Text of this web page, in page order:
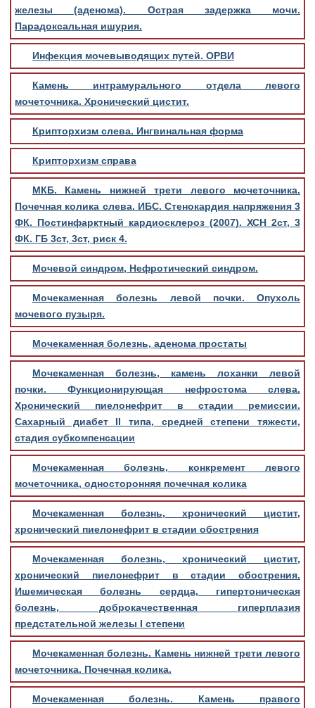
железы (аденома). Острая задержка мочи.
Парадоксальная ишурия.
Инфекция мочевыводящих путей. ОРВИ
Камень интрамурального отдела левого
мочеточника. Хронический цистит.
Крипторхизм слева. Ингвинальная форма
Крипторхизм справа
МКБ. Камень нижней трети левого мочеточника.
Почечная колика слева. ИБС. Стенокардия напряжения 3
ФК. Постинфарктный кардиосклероз (2007). ХСН 2ст, 3
ФК. ГБ 3ст, 3ст, риск 4.
Мочевой синдром, Нефротический синдром.
Мочекаменная болезнь левой почки. Опухоль
мочевого пузыря.
Мочекаменная болезнь, аденома простаты
Мочекаменная болезнь, камень лоханки левой
почки. Функционирующая нефростома слева.
Хронический пиелонефрит в стадии ремиссии.
Сахарный диабет II типа, средней степени тяжести,
стадия субкомпенсации
Мочекаменная болезнь, конкремент левого
мочеточника, односторонняя почечная колика
Мочекаменная болезнь, хронический цистит,
хронический пиелонефрит в стадии обострения
Мочекаменная болезнь, хронический цистит,
хронический пиелонефрит в стадии обострения.
Ишемическая болезнь сердца, гипертоническая
болезнь, доброкачественная гиперплазия
предстательной железы I степени
Мочекаменная болезнь. Камень нижней трети левого
мочеточника. Почечная колика.
Мочекаменная болезнь. Камень правого